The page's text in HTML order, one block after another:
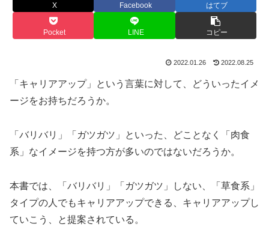
X Facebook はてブ
Pocket LINE コピー
2022.01.26 2022.08.25
「キャリアアップ」という言葉に対して、どういったイメ
ージをお持ちだろうか。
「バリバリ」「ガツガツ」といった、どことなく「肉食
系」なイメージを持つ方が多いのではないだろうか。
本書では、「バリバリ」「ガツガツ」しない、「草食系」
タイプの人でもキャリアアップできる、キャリアアップし
ていこう、と提案されている。